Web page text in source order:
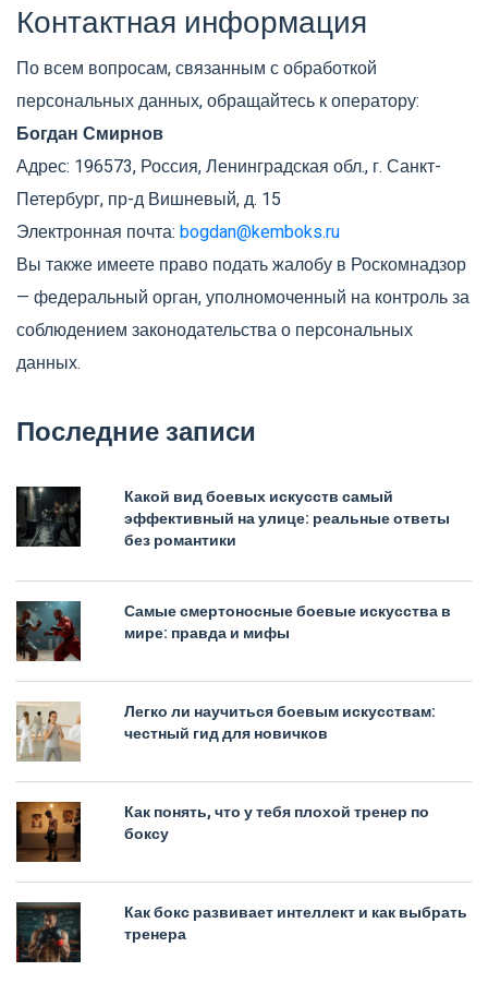
Контактная информация
По всем вопросам, связанным с обработкой
персональных данных, обращайтесь к оператору:
Богдан Смирнов
Адрес: 196573, Россия, Ленинградская обл., г. Санкт-
Петербург, пр-д Вишневый, д. 15
Электронная почта: bogdan@kemboks.ru
Вы также имеете право подать жалобу в Роскомнадзор
— федеральный орган, уполномоченный на контроль за
соблюдением законодательства о персональных
данных.
Последние записи
Какой вид боевых искусств самый
эффективный на улице: реальные ответы
без романтики
Самые смертоносные боевые искусства в
мире: правда и мифы
Легко ли научиться боевым искусствам:
честный гид для новичков
Как понять, что у тебя плохой тренер по
боксу
Как бокс развивает интеллект и как выбрать
тренера